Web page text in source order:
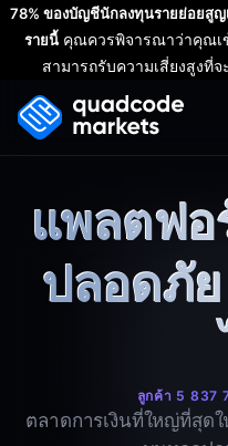
78% ของบัญชีนักลงทุนรายย่อยสูญเ
รายนี้ คุณควรพิจารณาว่าคุณเ
สามารถรับความเสี่ยงสูงที่
แพลตฟอ
ปลอดภัย
ลูกค้า 5 837
ตลาดการเงินที่ใหญ่ที่สุด